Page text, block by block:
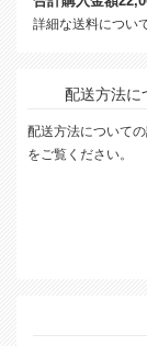
詳細な送料につい
配送方法に
配送方法について
をご覧ください。